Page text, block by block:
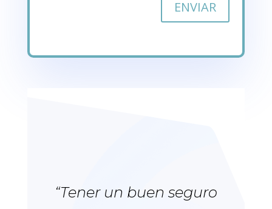
ENVIAR
“Tener un buen seguro